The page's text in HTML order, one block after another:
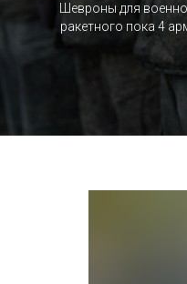
Шевроны для
ракетного пока 4